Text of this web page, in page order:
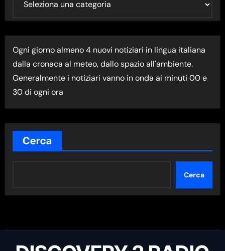
I
M
A
N
E
W
S
E
A
Ogni giorno almeno 4 nuovi notiziari in lingua italiana
dalla cronaca al meteo, dallo spazio all'ambiente.
Generalmente i notiziari vanno in onda ai minuti 00 e
30 di ogni ora
Cerca
Cerca